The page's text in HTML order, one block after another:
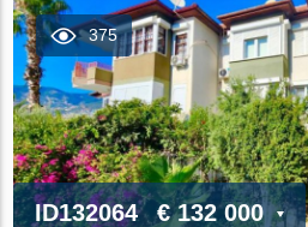
375
ID132064 € 132 000